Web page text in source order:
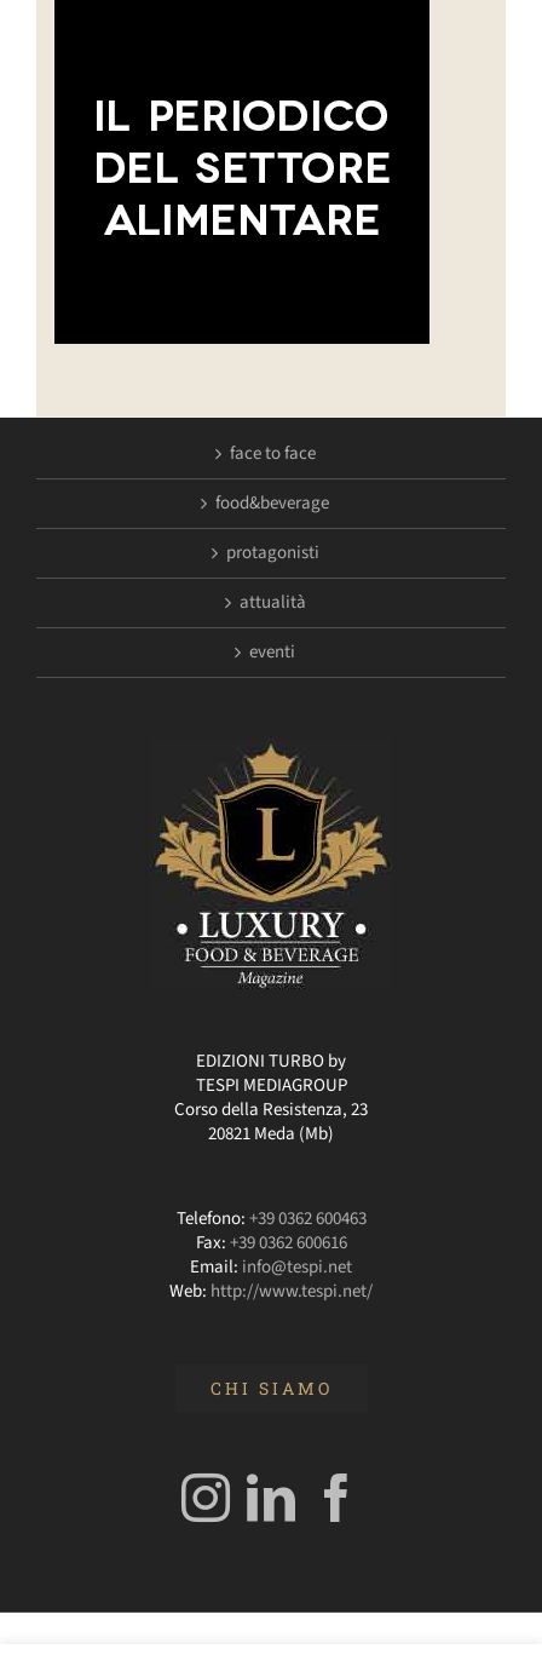
face to face
food&beverage
protagonisti
attualità
eventi
EDIZIONI TURBO by
TESPI MEDIAGROUP
Corso della Resistenza, 23
20821 Meda (Mb)
Telefono:+39 0362 600463
Fax:+39 0362 600616
Email: info@tespi.net
Web: http://www.tespi.net/
CHI SIAMO